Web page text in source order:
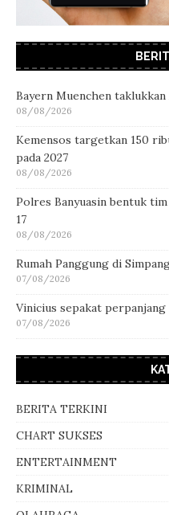
Bayern Muenchen
08/08/2026
Kemensos targetkan 150
pada 2027
08/08/2026
Polres Banyuasin bentuk
17
08/08/2026
Rumah Panggung di
07/08/2026
Vinicius sepakat
07/08/2026
BERITA TERKINI
CHART SUKSES
ENTERTAINMENT
KRIMINAL